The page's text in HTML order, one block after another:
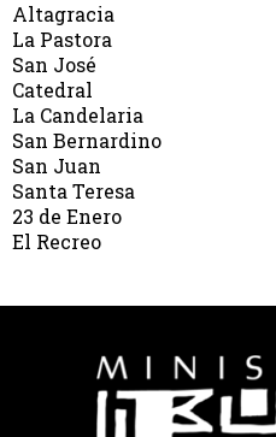
Altagracia
La Pastora
San José
Catedral
La Candelaria
San Bernardino
San Juan
Santa Teresa
23 de Enero
El Recreo